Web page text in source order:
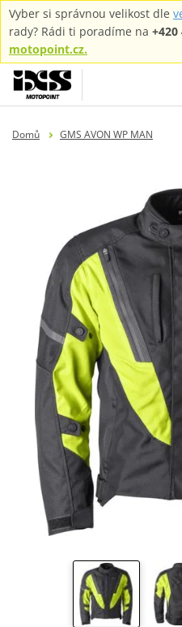
Vyber si správnou velikost dle
rady? Rádi ti poradíme na +420
motopoint.cz.
Domů
GMS AVON WP MAN